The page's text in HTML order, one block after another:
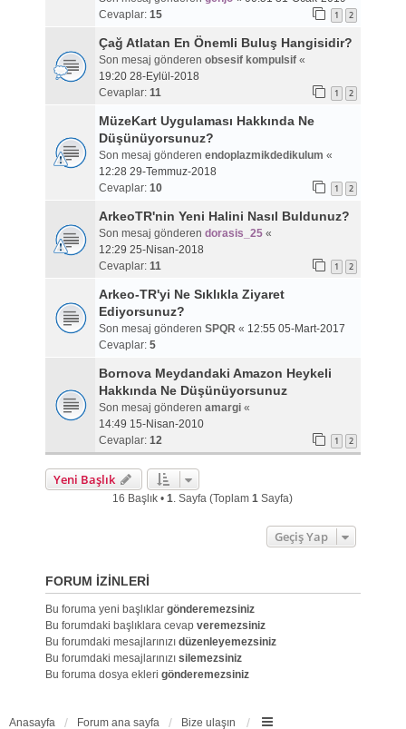
Cevaplar: 15 1 2
Çağ Atlatan En Önemli Buluş Hangisidir?
Son mesaj gönderen obsesif kompulsif«
19:20 28-Eylül-2018
Cevaplar: 11 1 2
MüzeKart Uygulaması Hakkında Ne
Düşünüyorsunuz?
Son mesaj gönderen endoplazmikdedikulum «
12:28 29-Temmuz-2018
Cevaplar: 10 1 2
ArkeoTR'nin Yeni Halini Nasıl Buldunuz?
Son mesaj gönderen dorasis_25«
12:29 25-Nisan-2018
Cevaplar: 11 1 2
Arkeo-TR'yi Ne Sıklıkla Ziyaret
Ediyorsunuz?
Son mesaj gönderen SPQR « 12:55 05-Mart-2017
Cevaplar: 5
Bornova Meydandaki Amazon Heykeli
Hakkında Ne Düşünüyorsunuz
Son mesaj gönderen amargi«
14:49 15-Nisan-2010
Cevaplar: 12 1 2
Yeni Başlık
16 Başlık •1. Sayfa (Toplam1 Sayfa)
Geçiş Yap
FORUM IZINLERI
Bu foruma yeni başlıklar gönderemezsiniz
Bu forumdaki başlıklara cevap veremezsiniz
Bu forumdaki mesajlarınızı düzenleyemezsiniz
Bu forumdaki mesajlarınızı silemezsiniz
Bu foruma dosya ekleri gönderemezsiniz
Anasayfa Forum ana sayfa Bize ulaşın